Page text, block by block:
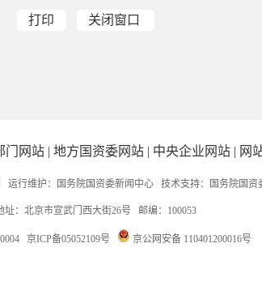
打印 关闭窗口